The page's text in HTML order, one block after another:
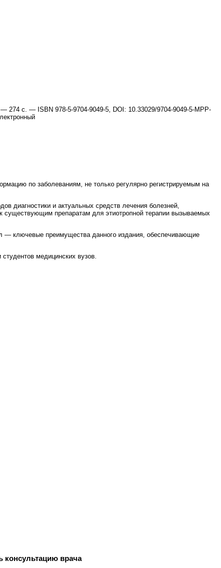
с. — ISBN 978-5-9704-9049-5, DOI: 10.33029/9704-9049-5-MPP-
по заболеваниям, не только регулярно регистрируемым на
диагностики и актуальных средств лечения болезней,
существующим препаратам для этиотропной терапии вызываемых
— ключевые преимущества данного издания, обеспечивающие
медицинских вузов.
консультацию врача